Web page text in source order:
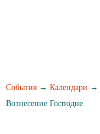
События → Календари →
Вознесение Господне